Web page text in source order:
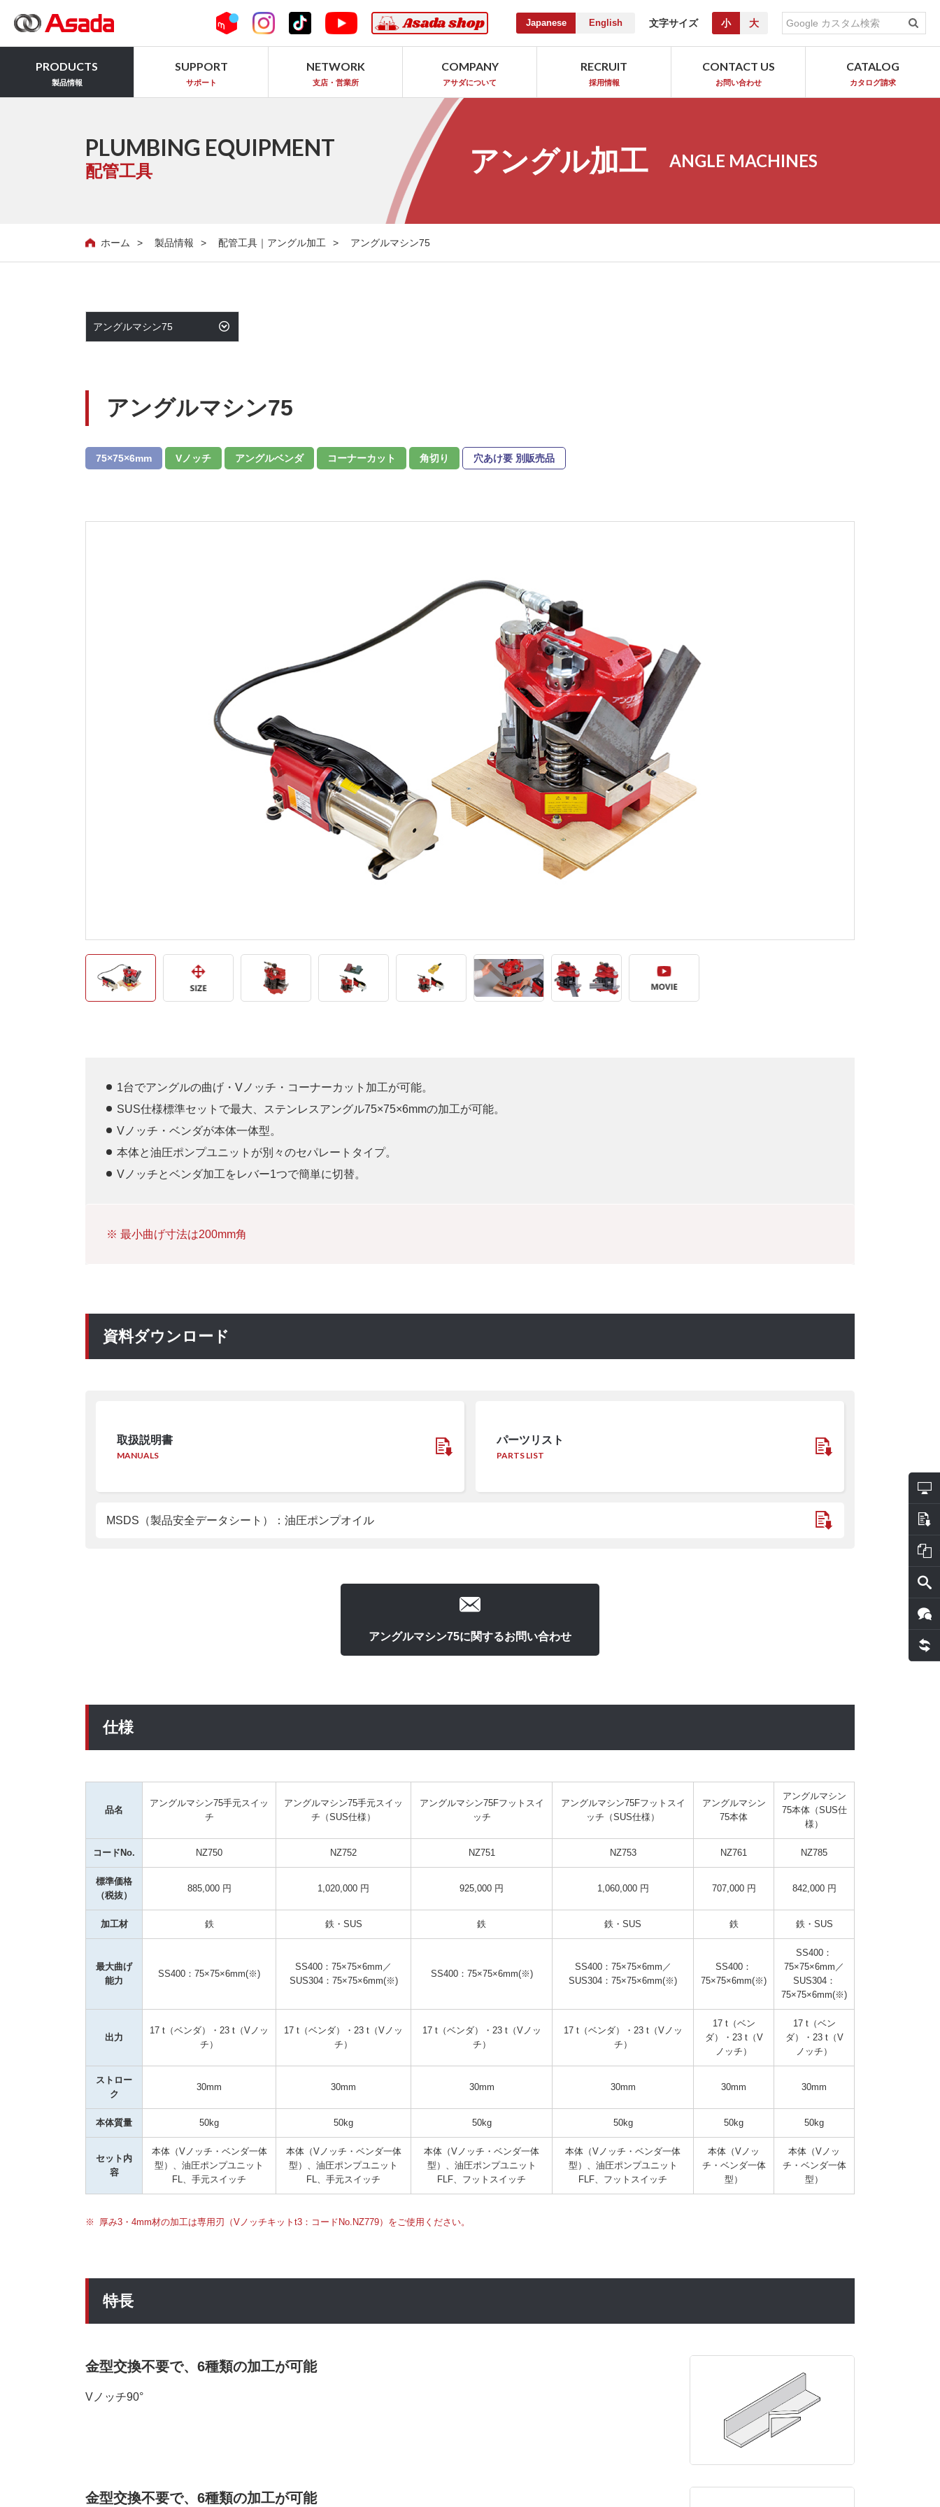
Japanese English 文字サイズ 小 大
PRODUCTS
製品情報
SUPPORT
サポート
NETWORK
支店・営業所
COMPANY
アサダについて
RECRUIT
採用情報
CONTACT US
お問い合わせ
CATALOG
カタログ請求
PLUMBING EQUIPMENT
配管工具 アングル加工 ANGLE MACHINES
ホーム 製品情報 配管工具｜アングル加工 アングルマシン75
アングルマシン75
アングルマシン75
75×75×6mm Vノッチ アングルベンダ コーナーカット 角切り 穴あけ要 別販売品
1台でアングルの曲げ・Vノッチ・コーナーカット加工が可能。
SUS仕様標準セットで最大、ステンレスアングル75×75×6mmの加工が可能。
Vノッチ・ベンダが本体一体型。
本体と油圧ポンプユニットが別々のセパレートタイプ。
Vノッチとベンダ加工をレバー1つで簡単に切替。
最小曲げ寸法は200mm角
資料ダウンロード
取扱説明書
MANUALS
パーツリスト
PARTS LIST
MSDS（製品安全データシート）：油圧ポンプオイル
アングルマシン75に関するお問い合わせ
仕様
品名
アングルマシン75手元スイッ
チ
アングルマシン75手元スイッ
チ（SUS仕様）
アングルマシン75Fフットスイ
ッチ
アングルマシン75Fフットスイ
ッチ（SUS仕様）
アングルマシン
75本体
アングルマシン
75本体（SUS仕
様）
コードNo. NZ750 NZ752 NZ751 NZ753 NZ761 NZ785
標準価格
（税抜）
885,000 円 1,020,000 円 925,000 円 1,060,000 円 707,000 円 842,000 円
加工材 鉄 鉄・SUS 鉄 鉄・SUS 鉄 鉄・SUS
最大曲げ
能力
SS400：75×75×6mm(※)
SS400：75×75×6mm／
SUS304：75×75×6mm(※)
SS400：75×75×6mm(※)
SS400：75×75×6mm／
SUS304：75×75×6mm(※)
SS400：
75×75×6mm(※)
SS400：
75×75×6mm／
SUS304：
75×75×6mm(※)
出力
17 t（ベンダ）・23 t（Vノッ
チ）
17 t（ベンダ）・23 t（Vノッ
チ）
17 t（ベンダ）・23 t（Vノッ
チ）
17 t（ベンダ）・23 t（Vノッ
チ）
17 t（ベン
ダ）・23 t（V
ノッチ）
17 t（ベン
ダ）・23 t（V
ノッチ）
ストロー
ク
30mm 30mm 30mm 30mm 30mm 30mm
本体質量 50kg 50kg 50kg 50kg 50kg 50kg
セット内
容
本体（Vノッチ・ベンダ一体
型）、油圧ポンプユニット
FL、手元スイッチ
本体（Vノッチ・ベンダ一体
型）、油圧ポンプユニット
FL、手元スイッチ
本体（Vノッチ・ベンダ一体
型）、油圧ポンプユニット
FLF、フットスイッチ
本体（Vノッチ・ベンダ一体
型）、油圧ポンプユニット
FLF、フットスイッチ
本体（Vノッ
チ・ベンダ一体
型）
本体（Vノッ
チ・ベンダ一体
型）
厚み3・4mm材の加工は専用刃（Vノッチキットt3：コードNo.NZ779）をご使用ください。
特長
金型交換不要で、6種類の加工が可能
Vノッチ90°
金型交換不要で、6種類の加工が可能